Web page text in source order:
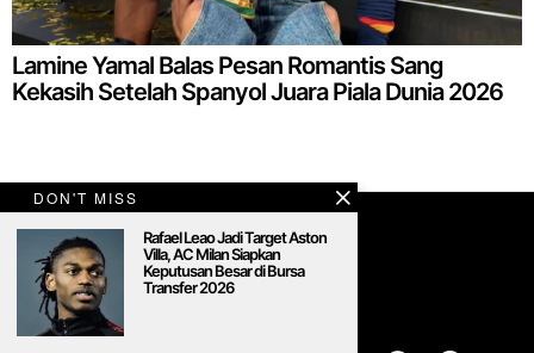
Lamine Yamal Balas Pesan Romantis Sang
Kekasih Setelah Spanyol Juara Piala Dunia 2026
DON'T MISS
Rafael Leao Jadi Target Aston
Villa, AC Milan Siapkan
Keputusan Besar di Bursa
Transfer 2026